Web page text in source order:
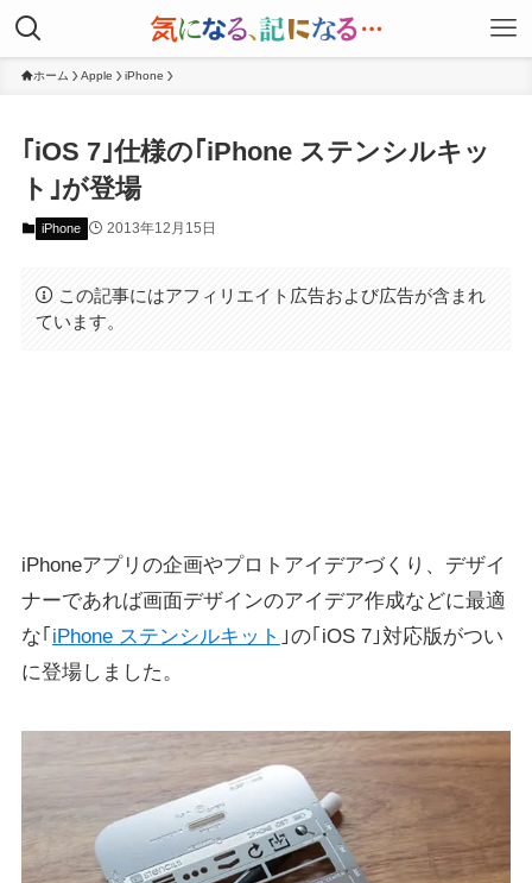
ホーム Apple iPhone
｢iOS 7｣仕様の｢iPhone ステンシルキッ
ト｣が登場
iPhone 2013年12月15日
この記事にはアフィリエイト広告および広告が含まれ
ています。
iPhoneアプリの企画やプロトアイデアづくり、デザイ
ナーであれば画面デザインのアイデア作成などに最適
な｢ iPhone ステンシルキット ｣の｢iOS 7｣対応版がつい
に登場しました。